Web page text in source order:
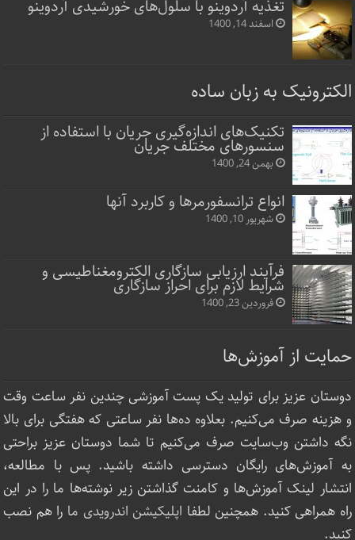
تغذیه آردوینو با سلول‌های خورشیدی آردوینو
اسفند 14, 1400
الکترونیک به زبان ساده
تکنیک‌های اندازه‌گیری جریان با استفاده از
سنسورهای مختلف جریان
بهمن 24, 1400
انواع ترانسفورمرها و کاربرد آنها
شهریور 10, 1400
فرآیند ارزیابی سازگاری الکترومغناطیسی و
شرایط لازم برای احراز سازگاری
فروردین 23, 1400
حمایت از آموزش‌ها
دوستان عزیز برای تولید یک پست آموزشی چندین نفر ساعت‌ وقت
و هزینه صرف می‌کنیم. بعلاوه ده‌ها نفر ساعتی که هفتگی برای بالا
نگه داشتن وب‌سایت صرف ‌می‌کنیم تا شما دوستان عزیز براحتی
به آموزش‌های رایگان دسترسی داشته باشید. پس با مطالعه،
انتشار لینک‌ آموزش‌ها و کامنت گذاشتن زیر نوشته‌‌ها ما را در این
راه همراهی کنید. همچنین لطفا اپلیکیشن اندرویدی ما را هم نصب
کنید.